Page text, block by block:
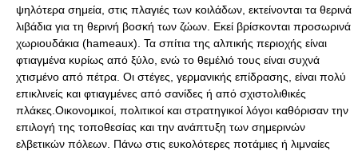
ψηλότερα σημεία, στις πλαγιές των κοιλάδων, εκτείνονται τα θερινά
λιβάδια για τη θερινή βοσκή των ζώων. Εκεί βρίσκονται προσωρινά
χωριουδάκια (hameaux). Τα σπίτια της αλπικής περιοχής είναι
φτιαγμένα κυρίως από ξύλο, ενώ το θεμέλιό τους είναι συχνά
χτισμένο από πέτρα. Οι στέγες, γερμανικής επίδρασης, είναι πολύ
επικλινείς και φτιαγμένες από σανίδες ή από σχιστολιθικές
πλάκες.Οικονομικοί, πολιτικοί και στρατηγικοί λόγοι καθόρισαν την
επιλογή της τοποθεσίας και την ανάπτυξη των σημερινών
ελβετικών πόλεων. Πάνω στις ευκολότερες ποτάμιες ή λιμναίες